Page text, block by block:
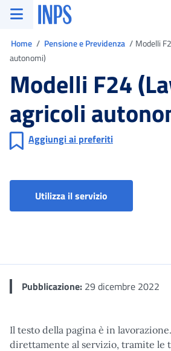
Vai al menu principale
Vai al contenuto principale
Vai al pie' di pagina
INPS ()
Home Pensione e Previdenza
Modelli
autonomi)
Modelli F24
agricoli
Aggiungi ai preferiti
Utilizza il servizio
Pubblicazione: 29 dicembre 2022
Il testo della pagina è in
direttamente al servizio, tramite le